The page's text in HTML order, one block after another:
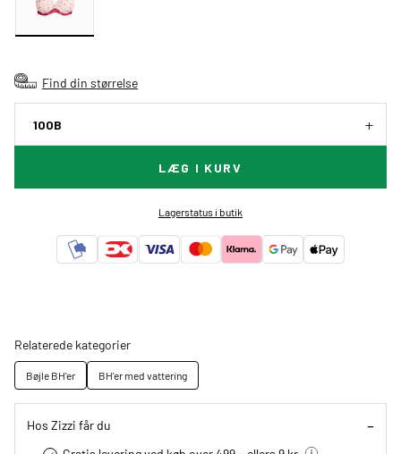
Find din størrelse
100B
LÆG I KURV
Lagerstatus i butik
Relaterede kategorier
Bøjle BH'er BH'er med vattering
Hos Zizzi får du